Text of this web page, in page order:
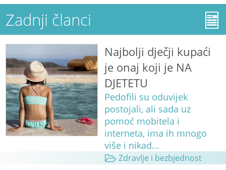
Zadnji članci
Najbolji dječji kupaći
je onaj koji je NA
DJETETU
Pedofili su oduvijek
postojali, ali sada uz
pomoć mobitela i
interneta, ima ih mnogo
više i nikad...
Zdravlje i bezbjednost